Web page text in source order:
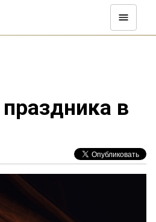
в